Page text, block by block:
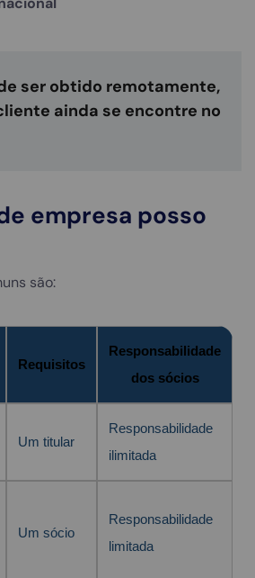
ser obtido remotamente,
ainda se encontre no
empresa posso
são:
Requisitos
Responsabilidade
dos sócios
Um titular
Responsabilidade
ilimitada
Um sócio
Responsabilidade
limitada